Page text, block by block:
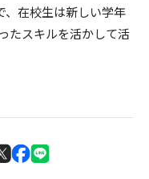
、在校生は新しい学年
たスキルを活かして活